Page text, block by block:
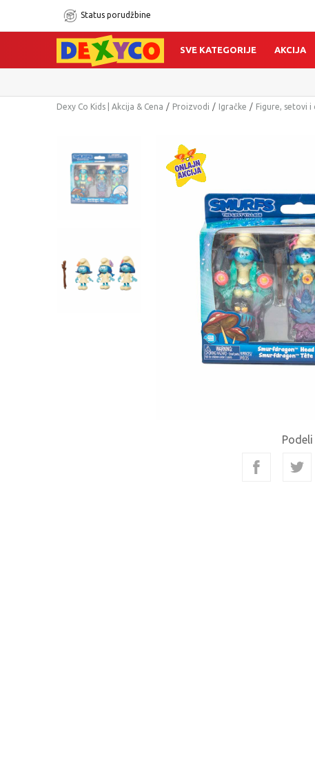
Status porudžbine
SVE KATEGORIJE AKCIJA
Dexy Co Kids | Akcija & Cena Proizvodi Igračke Figure, setovi i
Podeli